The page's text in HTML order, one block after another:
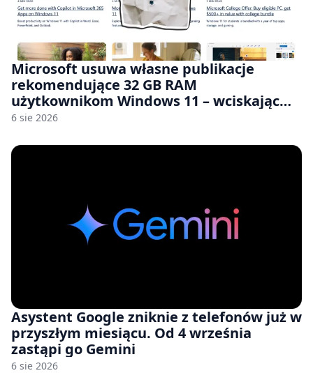
Microsoft usuwa własne publikacje
rekomendujące 32 GB RAM
użytkownikom Windows 11 – wciskając
nam przy tym komputery z 8 GB RAM po
6 sie 2026
Asystent Google zniknie z telefonów już w
przyszłym miesiącu. Od 4 września
zastąpi go Gemini
6 sie 2026